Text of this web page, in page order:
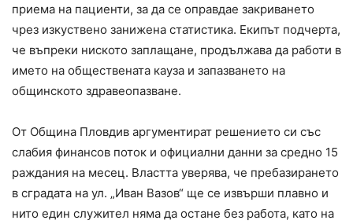
приема на пациенти, за да се оправдае закриването
чрез изкуствено занижена статистика. Екипът подчерта,
че въпреки ниското заплащане, продължава да работи в
името на обществената кауза и запазването на
общинското здравеопазване.
От Община Пловдив аргументират решението си със
слабия финансов поток и официални данни за средно 15
раждания на месец. Властта уверява, че пребазирането
в сградата на ул. „Иван Вазов“ ще се извърши плавно и
нито един служител няма да остане без работа, като на